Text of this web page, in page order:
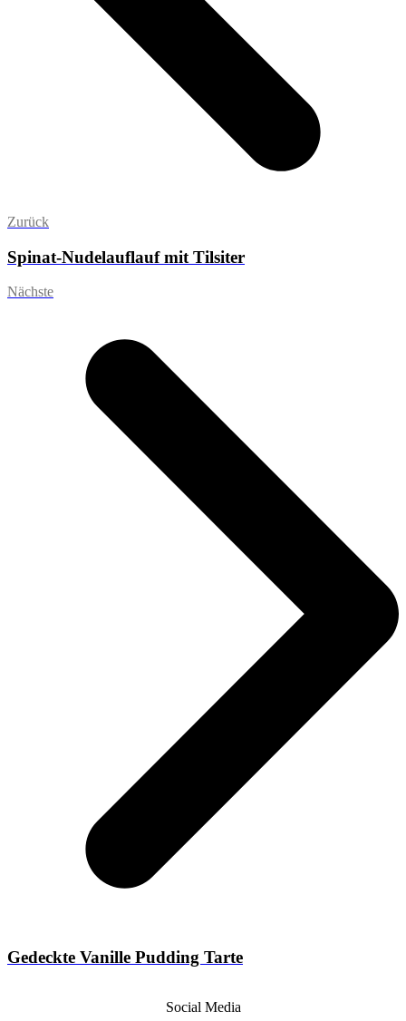
Zurück
Spinat-Nudelauflauf mit Tilsiter
Nächste
Gedeckte Vanille Pudding Tarte
Social Media